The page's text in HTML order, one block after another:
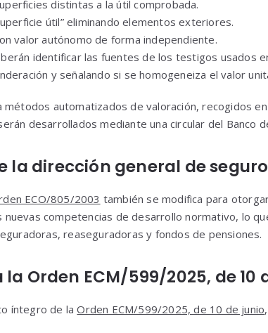
distintas a la útil comprobada.
útil” eliminando elementos exteriores.
valor autónomo de forma independiente.
identificar las fuentes de los testigos usados
y señalando si se homogeneiza el valor
métodos automatizados de valoración, recogidos
desarrollados mediante una circular del Banco
la dirección general de
ECO/805/2003 también se modifica para
nuevas competencias de desarrollo normativo, lo
reaseguradoras y fondos de pensiones.
Orden ECM/599/2025, de 10
íntegro de laOrden ECM/599/2025, de 10 de junio